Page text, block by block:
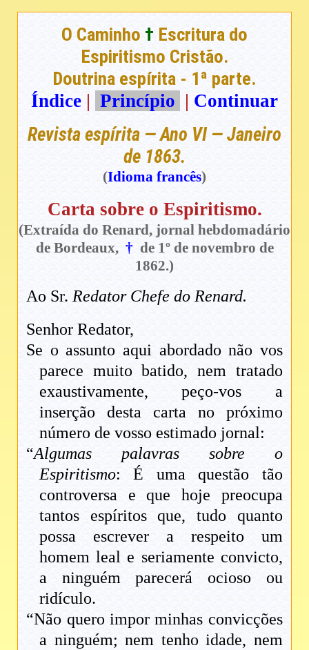
O Caminho † Escritura do
Espiritismo Cristão.
Doutrina espírita - 1ª parte.
Índice | Princípio | Continuar
Revista espírita — Ano VI — Janeiro
de 1863.
(Idioma francês)
Carta sobre o Espiritismo.
(Extraída do Renard, jornal hebdomadário
de Bordeaux, † de 1º de novembro de
1862.)
Ao Sr.Redator Chefe do Renard.
Senhor Redator,
Se o assunto aqui abordado não vos
parece muito batido, nem tratado
exaustivamente, peço-vos a
inserção desta carta no próximo
número de vosso estimado jornal:
“Algumas palavras sobre o
Espiritismo: É uma questão tão
controversa e que hoje preocupa
tantos espíritos que, tudo quanto
possa escrever a respeito um
homem leal e seriamente convicto,
a ninguém parecerá ocioso ou
ridículo.
“Não quero impor minhas convicções
a ninguém; nem tenho idade, nem